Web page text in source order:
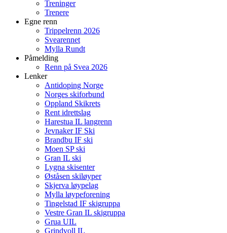
Treninger
Trenere
Egne renn
Trippelrenn 2026
Svearennet
Mylla Rundt
Påmelding
Renn på Svea 2026
Lenker
Antidoping Norge
Norges skiforbund
Oppland Skikrets
Rent idrettslag
Harestua IL langrenn
Jevnaker IF Ski
Brandbu IF ski
Moen SP ski
Gran IL ski
Lygna skisenter
Øståsen skiløyper
Skjerva løypelag
Mylla løypeforening
Tingelstad IF skigruppa
Vestre Gran IL skigruppa
Grua UIL
Grindvoll IL